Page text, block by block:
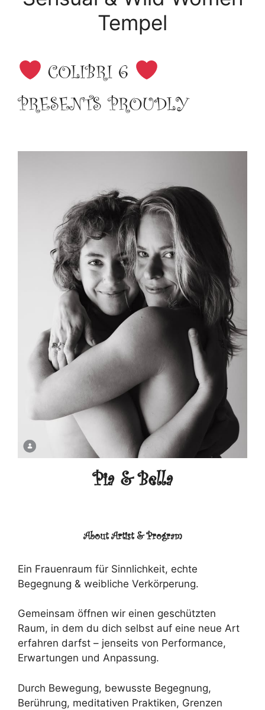
Tempel
COLIBRI 6
PRESENTS PROUDLY
Pia & Bella
About Artist & Program
Ein Frauenraum für Sinnlichkeit, echte
Begegnung & weibliche Verkörperung.
Gemeinsam öffnen wir einen geschützten
Raum, in dem du dich selbst auf eine neue Art
erfahren darfst – jenseits von Performance,
Erwartungen und Anpassung.
Durch Bewegung, bewusste Begegnung,
Berührung, meditativen Praktiken, Grenzen